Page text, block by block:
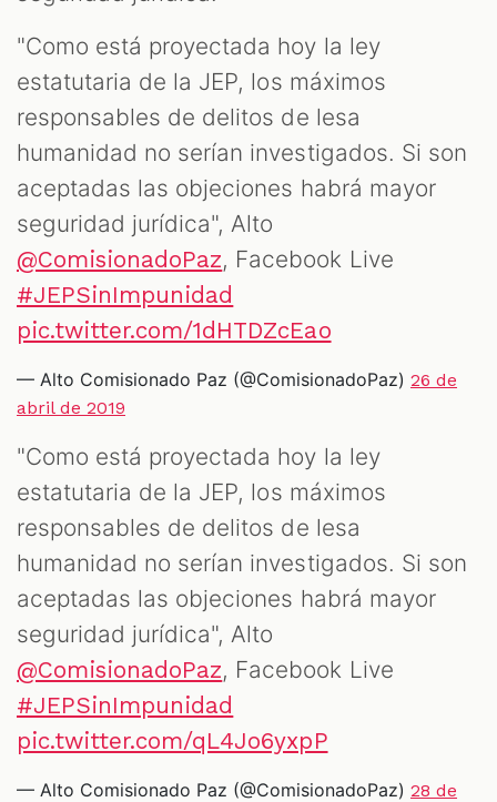
"Como está proyectada hoy la ley
estatutaria de la JEP, los máximos
responsables de delitos de lesa
humanidad no serían investigados. Si son
aceptadas las objeciones habrá mayor
seguridad jurídica", Alto
@ComisionadoPaz, Facebook Live
#JEPSinImpunidad
pic.twitter.com/1dHTDZcEao
— Alto Comisionado Paz (@ComisionadoPaz) 26 de
abril de 2019
"Como está proyectada hoy la ley
estatutaria de la JEP, los máximos
responsables de delitos de lesa
humanidad no serían investigados. Si son
aceptadas las objeciones habrá mayor
seguridad jurídica", Alto
@ComisionadoPaz, Facebook Live
#JEPSinImpunidad
pic.twitter.com/qL4Jo6yxpP
— Alto Comisionado Paz (@ComisionadoPaz) 28 de